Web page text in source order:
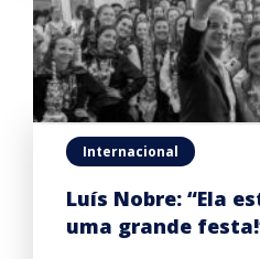
Internacional
Luís Nobre: “Ela
uma grande